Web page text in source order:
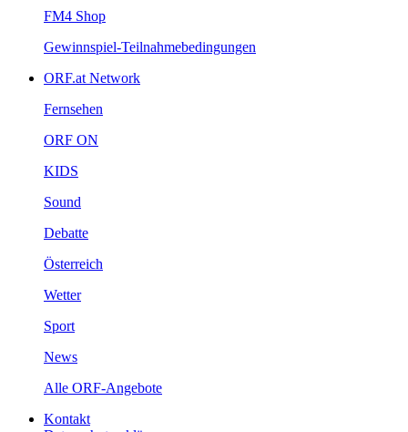
FM4Shop
Gewinnspiel-Teilnahmebedingungen
ORF.atNetwork
Fernsehen
ORFON
KIDS
Sound
Debatte
Österreich
Wetter
Sport
News
AlleORF-Angebote
Kontakt